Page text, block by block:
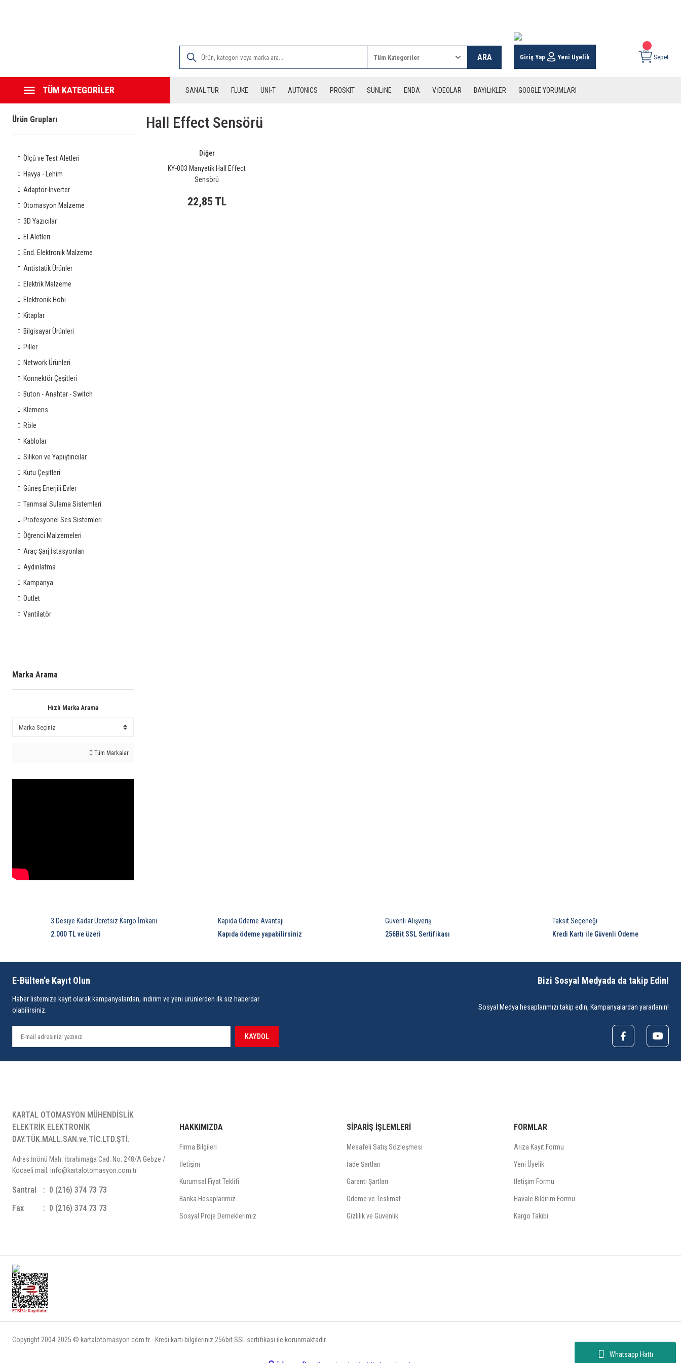
Whatsapp Hattı
ARA Giriş Yap Yeni Üyelik Sepet
TÜM KATEGORİLER SANAL TUR FLUKE UNI-T AUTONICS PROSKIT SUNLİNE ENDA VİDEOLAR BAYİLİKLER GOOGLE YORUMLARI
Ürün Grupları
Ölçü ve Test Aletleri
Havya - Lehim
Adaptör-Inverter
Otomasyon Malzeme
3D Yazıcılar
El Aletleri
End. Elektronik Malzeme
Antistatik Ürünler
Elektrik Malzeme
Elektronik Hobi
Kitaplar
Bilgisayar Ürünleri
Piller
Network Ürünleri
Konnektör Çeşitleri
Buton - Anahtar - Switch
Klemens
Röle
Kablolar
Silikon ve Yapıştırıcılar
Kutu Çeşitleri
Güneş Enerjili Evler
Tarımsal Sulama Sistemleri
Profesyonel Ses Sistemleri
Öğrenci Malzemeleri
Araç Şarj İstasyonları
Aydınlatma
Kampanya
Outlet
Vantilatör
Marka Arama
Hızlı Marka Arama
Tüm Markalar
Hall Effect Sensörü
Diğer
KY-003 Manyetik Hall Effect
Sensörü
22,85 TL
3 Desiye Kadar Ücretsiz Kargo İmkanı
2.000 TL ve üzeri
Kapıda Ödeme Avantajı
Kapıda ödeme yapabilirsiniz
Güvenli Alışveriş
256Bit SSL Sertifikası
Taksit Seçeneği
Kredi Kartı ile Güvenli Ödeme
E-Bülten'e Kayıt Olun
Haber listemize kayıt olarak kampanyalardan, indirim ve yeni ürünlerden ilk siz haberdar
olabilirsiniz.
KAYDOL
Bizi Sosyal Medyada da takip Edin!
Sosyal Medya hesaplarımızı takip edin, Kampanyalardan yararlanın!
KARTAL OTOMASYON MÜHENDİSLİK
ELEKTRİK ELEKTRONİK
DAY.TÜK.MALL.SAN.ve.TİC.LTD.ŞTİ.
Adres:İnönü Mah. İbrahimağa Cad. No: 248/A Gebze /
Kocaeli mail: info@kartalotomasyon.com.tr
Santral
0 (216) 374 73 73
Fax
0 (216) 374 73 73
HAKKIMIZDA
Firma Bilgileri
İletişim
Kurumsal Fiyat Teklifi
Banka Hesaplarımız
Sosyal Proje Derneklerimiz
SİPARİŞ İŞLEMLERİ
Mesafeli Satış Sözleşmesi
İade Şartları
Garanti Şartları
Ödeme ve Teslimat
Gizlilik ve Güvenlik
FORMLAR
Arıza Kayıt Formu
Yeni Üyelik
İletişim Formu
Havale Bildirim Formu
Kargo Takibi
Copyright 2004-2025 © kartalotomasyon.com.tr - Kredi kartı bilgileriniz 256bit SSL sertifikası ile korunmaktadır.